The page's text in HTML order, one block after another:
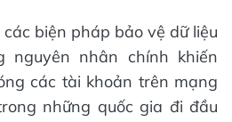
biện pháp bảo vệ dữ liệu
nguyên nhân chính khiến
các tài khoản trên mạng
những quốc gia đi đầu